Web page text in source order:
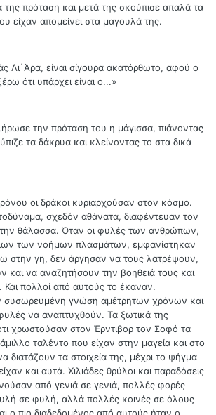
της πρόταση και μετά της σκούπισε απαλά τα
είχαν απομείνει στα μαγουλά της.
Λι`Άρα, είναι σίγουρα ακατόρθωτο, αφού ο
ότι υπάρχει είναι ο...»
την πρόταση του η μάγισσα, πιάνοντας
τα δάκρυα και κλείνοντας το στα δικά
οι δράκοι κυριαρχούσαν στον κόσμο.
σχεδόν αθάνατα, διαφέντευαν τον
θάλασσα. Όταν οι φυλές των ανθρώπων,
των νοήμων πλασμάτων, εμφανίστηκαν
στην γη, δεν άργησαν να τους λατρέψουν,
και να αναζητήσουν την βοηθειά τους και
Και πολλοί από αυτούς το έκαναν.
συσωρευμένη γνώση αμέτρητων χρόνων και
να αναπτυχθούν. Τα ξωτικά της
χρωστούσαν στον Έρντιβορ τον Σοφό τα
ταλέντο που είχαν στην μαγεία και στο
διατάζουν τα στοιχεία της, μέχρι το ψήγμα
και αυτά. Χιλιάδες θρύλοι και παραδόσεις
από γενιά σε γενιά, πολλές φορές
σε φυλή, αλλά πολλές κοινές σε όλους